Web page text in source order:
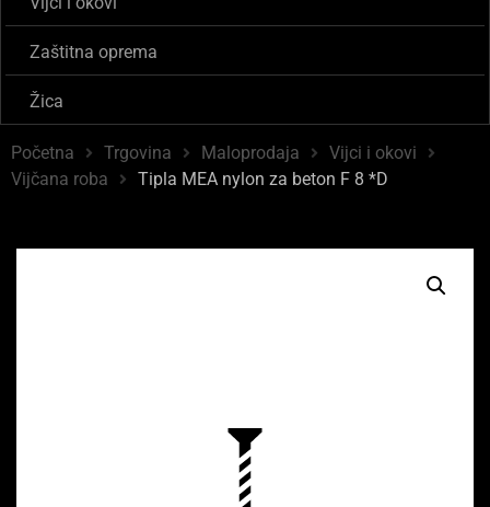
Zaštitna oprema
Žica
Početna Trgovina Maloprodaja
Vijci i okovi
Vijčana roba
Tipla MEA nylon za beton F 8 *D